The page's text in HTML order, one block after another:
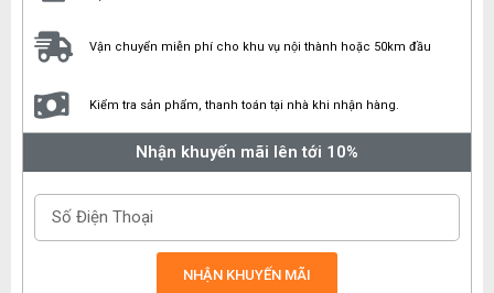
Vận chuyển miễn phí cho khu vụ nội thành hoặc 50km đầu
Kiểm tra sản phẩm, thanh toán tại nhà khi nhận hàng.
Nhận khuyến mãi lên tới 10%
NHẬN KHUYẾN MÃI